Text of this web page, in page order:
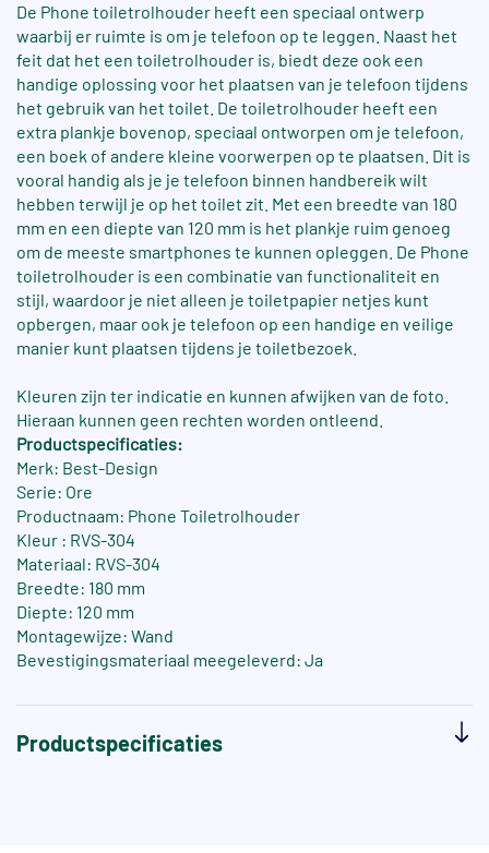
De Phone toiletrolhouder heeft een speciaal ontwerp
waarbij er ruimte is om je telefoon op te leggen. Naast het
feit dat het een toiletrolhouder is, biedt deze ook een
handige oplossing voor het plaatsen van je telefoon tijdens
het gebruik van het toilet. De toiletrolhouder heeft een
extra plankje bovenop, speciaal ontworpen om je telefoon,
een boek of andere kleine voorwerpen op te plaatsen. Dit is
vooral handig als je je telefoon binnen handbereik wilt
hebben terwijl je op het toilet zit. Met een breedte van 180
mm en een diepte van 120 mm is het plankje ruim genoeg
om de meeste smartphones te kunnen opleggen. De Phone
toiletrolhouder is een combinatie van functionaliteit en
stijl, waardoor je niet alleen je toiletpapier netjes kunt
opbergen, maar ook je telefoon op een handige en veilige
manier kunt plaatsen tijdens je toiletbezoek.
Kleuren zijn ter indicatie en kunnen afwijken van de foto.
Hieraan kunnen geen rechten worden ontleend.
Productspecificaties:
Merk: Best-Design
Serie: Ore
Productnaam: Phone Toiletrolhouder
Kleur : RVS-304
Materiaal: RVS-304
Breedte: 180 mm
Diepte: 120 mm
Montagewijze: Wand
Bevestigingsmateriaal meegeleverd: Ja
Productspecificaties